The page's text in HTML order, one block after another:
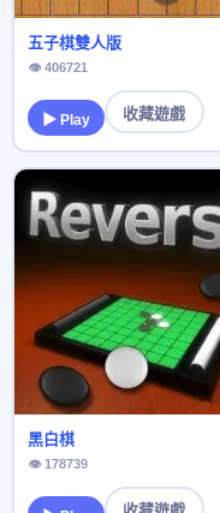
五子棋雙人版
👁 406721
▶ Play 收藏遊戲
黑白棋
👁 178739
收藏遊戲